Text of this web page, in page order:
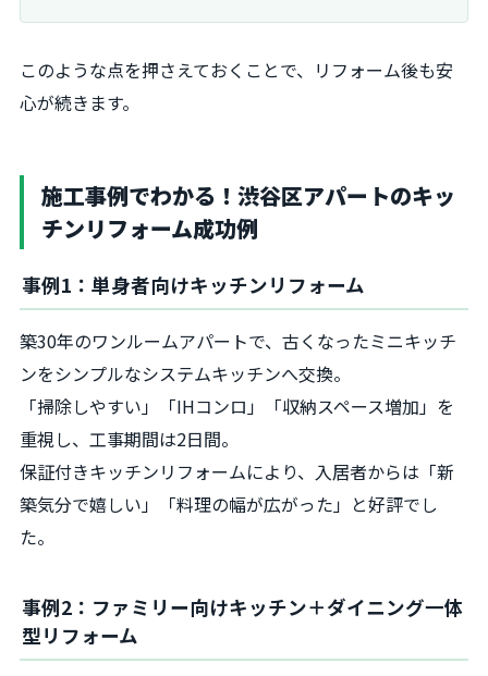
このような点を押さえておくことで、リフォーム後も安
心が続きます。
施工事例でわかる！渋谷区アパートのキッ
チンリフォーム成功例
事例1：単身者向けキッチンリフォーム
築30年のワンルームアパートで、古くなったミニキッチ
ンをシンプルなシステムキッチンへ交換。
「掃除しやすい」「IHコンロ」「収納スペース増加」を
重視し、工事期間は2日間。
保証付きキッチンリフォームにより、入居者からは「新
築気分で嬉しい」「料理の幅が広がった」と好評でし
た。
事例2：ファミリー向けキッチン＋ダイニング一体
型リフォーム